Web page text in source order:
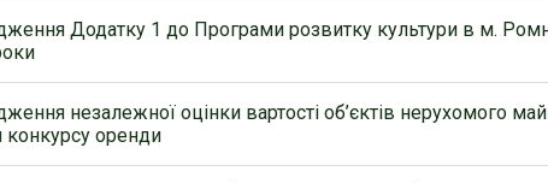
Додатку 1 до Програми розвитку культури в м.
незалежної оцінки вартості об’єктів нерухомого
конкурсу оренди